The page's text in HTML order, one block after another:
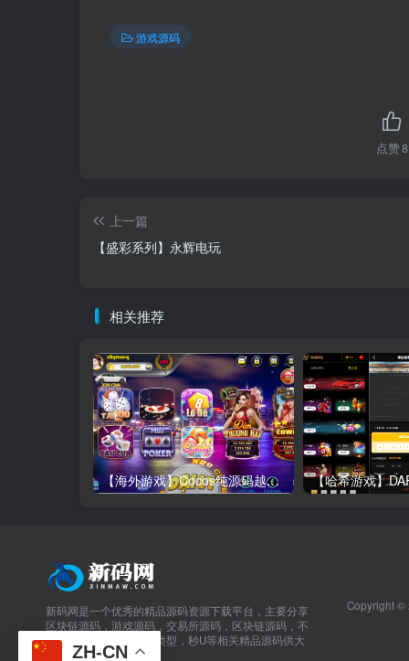
游戏源码
点赞8
上一篇
【盛彩系列】永辉电玩
相关推荐
【海外游戏】Cocos纯源码越南语电玩拉霸捕鱼游戏3套UI/带控制/视频教程
新码网是一个优秀的精品源码资源下载平台，主要分享
区块链源码，游戏源码，交易所源码，区块链源码，不
限于包括交易所，理财类型，秒U等相关精品源码供大
家学习参考。
Copyright ©
ZH-CN